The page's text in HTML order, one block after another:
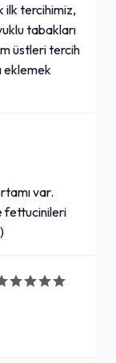
ilk tercihimiz,
tabakları
üstleri tercih
eklemek
var.
fettucinileri